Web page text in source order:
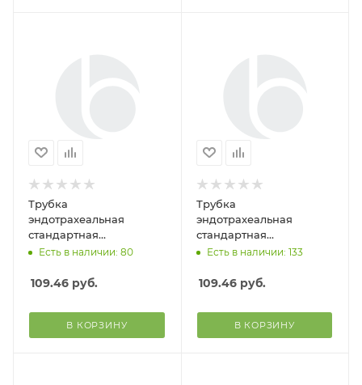
Трубка
эндотрахеальная
стандартная
одноразового исп. с
Healthcare)
Есть в наличии: 80
109.46 руб.
В КОРЗИНУ
Трубка
эндотрахеальная
стандартная
одноразового исп. с
Healthcare)
Есть в наличии: 133
109.46руб.
В КОРЗИНУ